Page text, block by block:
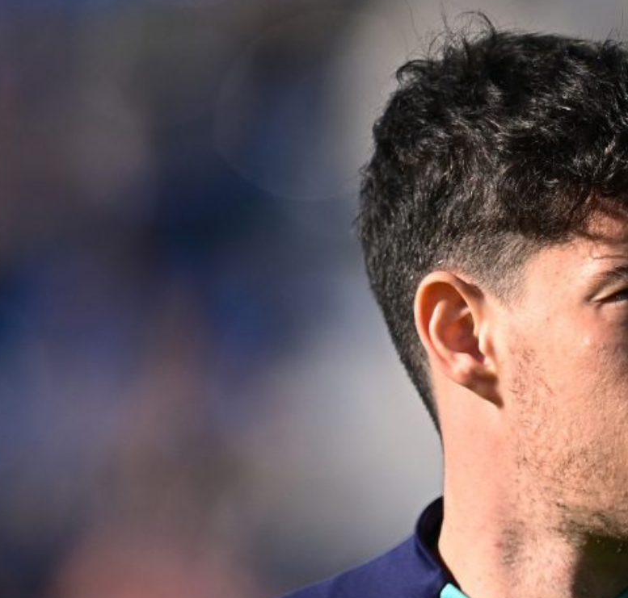
Atalanta, spunta un nome nuovo per
l’attacco: nel mirino c’è Assane Diao
L’ex Atalanta Koopmeiners nel
mirino del Napoli: la Juventus fissa
la valutazione
6 Agosto 2026